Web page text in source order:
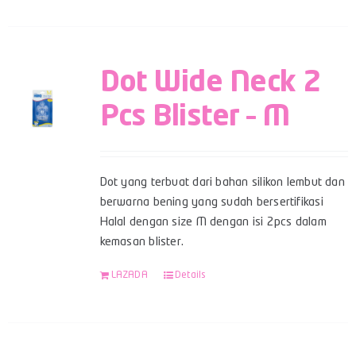
Dot Wide Neck 2
Pcs Blister – M
Dot yang terbuat dari bahan silikon lembut dan
berwarna bening yang sudah bersertifikasi
Halal dengan size M dengan isi 2pcs dalam
kemasan blister.
LAZADA Details